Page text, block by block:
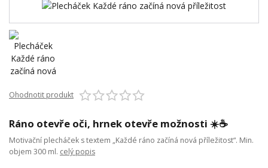
Ohodnotit produkt
Ráno otevře oči, hrnek otevře možnosti ☀️☕
Motivační plecháček s textem „Každé ráno začíná nová příležitost“. Min.
objem 300 ml. celý popis